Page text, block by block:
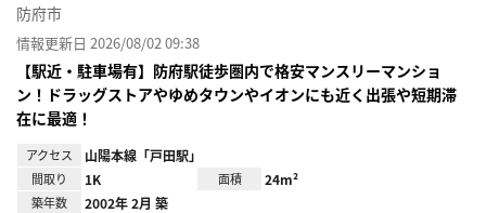
防府市
情報更新日 2026/08/02 09:38
【駅近・駐車場有】防府駅徒歩圏内で格安マンスリーマンショ
ン！ドラッグストアやゆめタウンやイオンにも近く出張や短期滞
在に最適！
アクセス 山陽本線「戸田駅」
間取り 1K 面積 24m²
築年数 2002年 2月 築